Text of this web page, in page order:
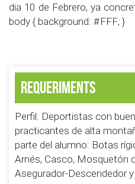
dia 10 de Febrero, ya
body { background: #FFF; }
Requeriments
Perfil: Deportistas con
practicantes de alta
parte del alumno: Botas
Arnés, Casco, Mosquetón
Asegurador-Descendedor